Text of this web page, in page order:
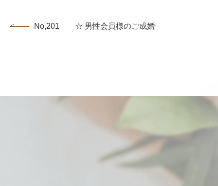
No,201 ☆ 男性会員様のご成婚ラッシュ ☆...